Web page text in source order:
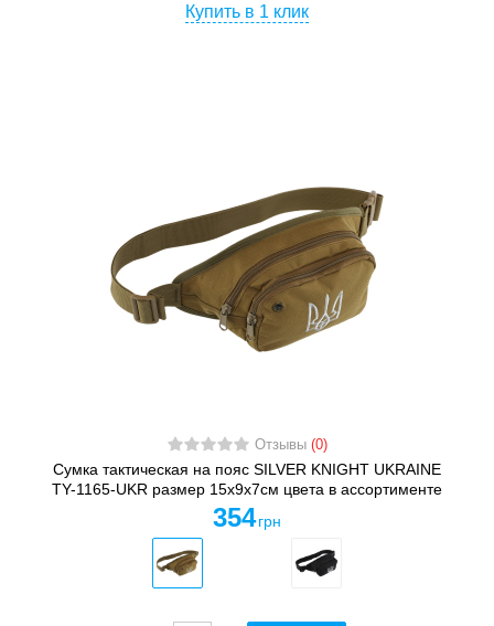
Купить в 1 клик
Отзывы (0)
Сумка тактическая на пояс SILVER KNIGHT UKRAINE
TY-1165-UKR размер 15х9х7см цвета в ассортименте
354 грн